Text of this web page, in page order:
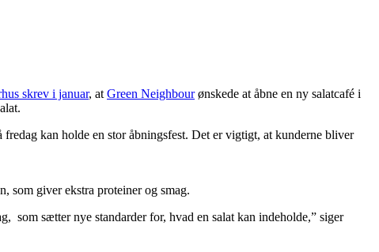
skrev i januar, atGreen Neighbourønskede at åbne en ny salatcafé i
kan holde en stor åbningsfest. Det er vigtigt, at kunderne bliver
som giver ekstra proteiner og smag.
som sætter nye standarder for, hvad en salat kan indeholde,” siger